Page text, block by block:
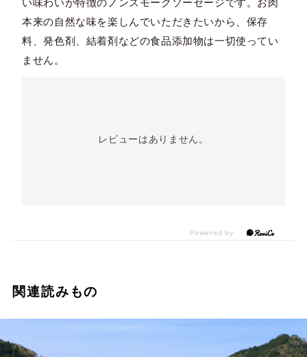
本来の自然な味を楽しんでいただきたいから、保存
料、発色剤、結着剤などの食品添加物は一切使ってい
ません。
レビューはありません。
関連読みもの